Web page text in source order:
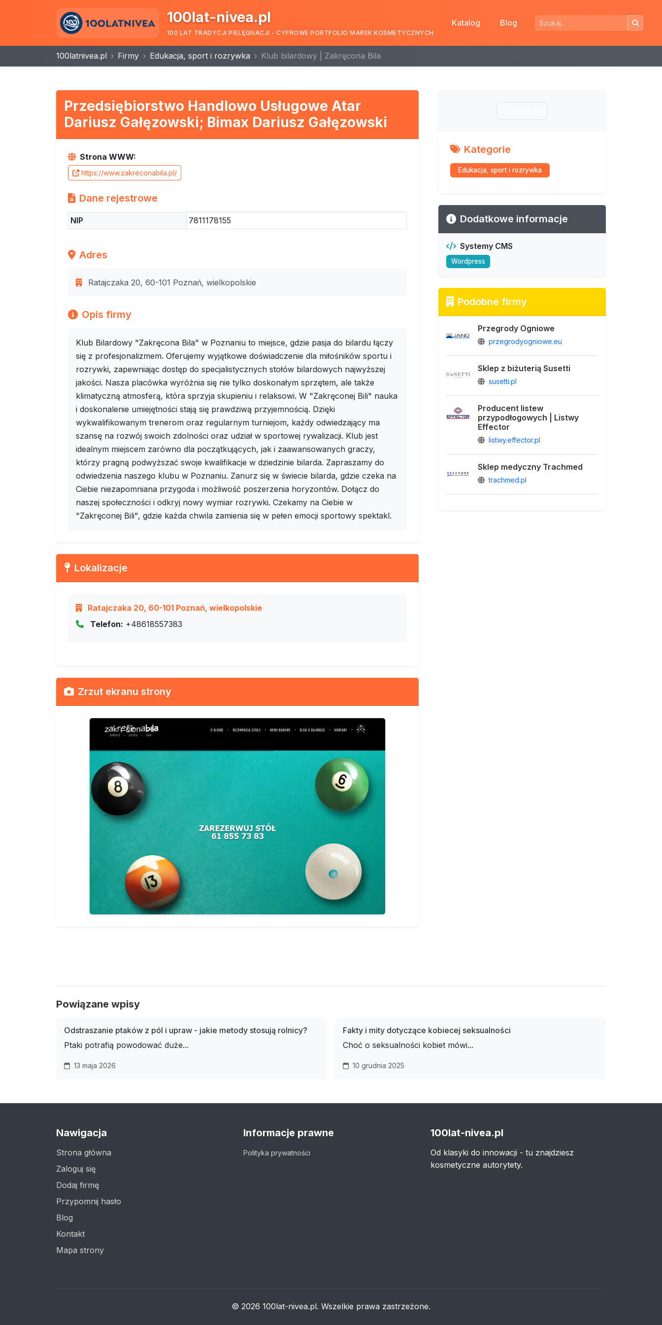
100lat-nivea.pl
100 LAT TRADYCJI PIELĘGNACJI - CYFROWE PORTFOLIO MAREK KOSMETYCZNYCH
Katalog Blog
100latnivea.pl Firmy Edukacja, sport i rozrywka Klub bilardowy | Zakręcona Bila
Przedsiębiorstwo Handlowo Usługowe Atar
Dariusz Gałęzowski; Bimax Dariusz Gałęzowski
Strona WWW:
https://www.zakreconabila.pl/
Dane rejestrowe
NIP 7811178155
Adres
Ratajczaka 20, 60-101 Poznań, wielkopolskie
Opis firmy
Klub Bilardowy "Zakręcona Bila" w Poznaniu to miejsce, gdzie pasja do bilardu łączy
się z profesjonalizmem. Oferujemy wyjątkowe doświadczenie dla miłośników sportu i
rozrywki, zapewniając dostęp do specjalistycznych stołów bilardowych najwyższej
jakości. Nasza placówka wyróżnia się nie tylko doskonałym sprzętem, ale także
klimatyczną atmosferą, która sprzyja skupieniu i relaksowi. W "Zakręconej Bili" nauka
i doskonalenie umiejętności stają się prawdziwą przyjemnością. Dzięki
wykwalifikowanym trenerom oraz regularnym turniejom, każdy odwiedzający ma
szansę na rozwój swoich zdolności oraz udział w sportowej rywalizacji. Klub jest
idealnym miejscem zarówno dla początkujących, jak i zaawansowanych graczy,
którzy pragną podwyższać swoje kwalifikacje w dziedzinie bilarda. Zapraszamy do
odwiedzenia naszego klubu w Poznaniu. Zanurz się w świecie bilarda, gdzie czeka na
Ciebie niezapomniana przygoda i możliwość poszerzenia horyzontów. Dołącz do
naszej społeczności i odkryj nowy wymiar rozrywki. Czekamy na Ciebie w
"Zakręconej Bili", gdzie każda chwila zamienia się w pełen emocji sportowy spektakl.
Lokalizacje
Ratajczaka 20, 60-101 Poznań, wielkopolskie
Telefon: +48618557383
Zrzut ekranu strony
Kategorie
Edukacja, sport i rozrywka
Dodatkowe informacje
Systemy CMS
Wordpress
Podobne firmy
Przegrody Ogniowe
przegrodyogniowe.eu
Sklep z biżuterią Susetti
susetti.pl
Producent listew
przypodłogowych | Listwy
Effector
listwy.effector.pl
Sklep medyczny Trachmed
trachmed.pl
Powiązane wpisy
Odstraszanie ptaków z pól i upraw - jakie metody stosują rolnicy?
Ptaki potrafią powodować duże...
13 maja 2026
Fakty i mity dotyczące kobiecej seksualności
Choć o seksualności kobiet mówi...
10 grudnia 2025
Nawigacja
Strona główna
Zaloguj się
Dodaj firmę
Przypomnij hasło
Blog
Kontakt
Mapa strony
Informacje prawne
Polityka prywatności
100lat-nivea.pl
Od klasyki do innowacji - tu znajdziesz
kosmetyczne autorytety.
© 2026 100lat-nivea.pl. Wszelkie prawa zastrzeżone.